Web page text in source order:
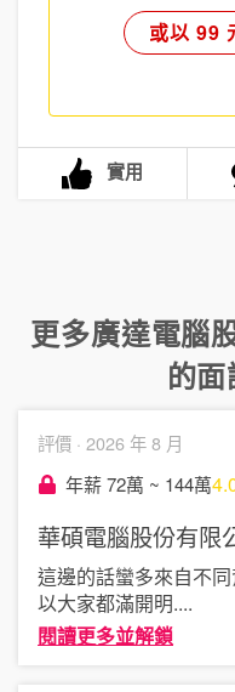
或以 99
實用
更多廣達電腦
的
評價 · 2026 年 8 月
年薪 72萬 ~ 144萬
華碩電腦股份有限
這邊的話蠻多來自不
以大家都滿開明....
閱讀更多並解鎖